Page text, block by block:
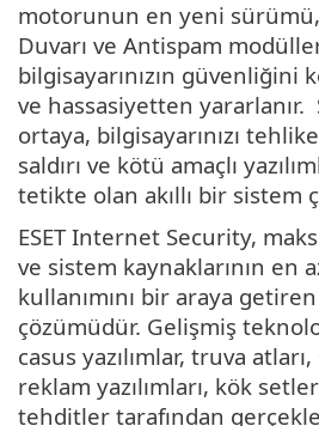
motorunun en yeni
Duvarı ve Antispam
bilgisayarınızın güvenliğini
ve hassasiyetten yararlanır.
ortaya, bilgisayarınızı
saldırı ve kötü amaçlı
tetikte olan akıllı bir sistem
ESET Internet Security,
ve sistem kaynaklarının en
kullanımını bir araya
çözümüdür. Gelişmiş
casus yazılımlar, truva
reklam yazılımları, kök
tehditler tarafından